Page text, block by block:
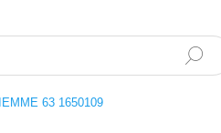
63 1650109